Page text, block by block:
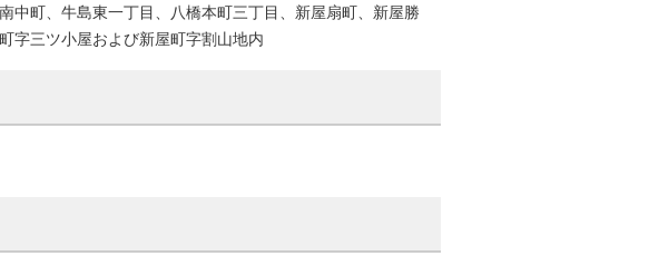
中町、牛島東一丁目、八橋本町三丁目、新屋扇町、新屋勝
字三ツ小屋および新屋町字割山地内